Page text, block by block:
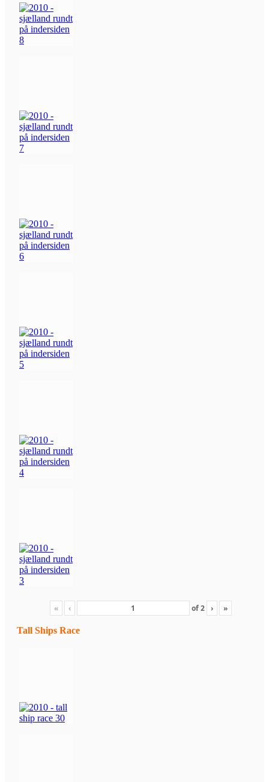
« ‹ of2 › »
Tall Ships Race